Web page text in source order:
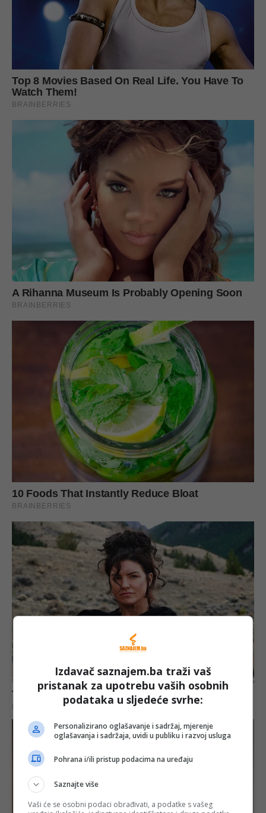
Izdavač saznajem.ba traži vaš
pristanak za upotrebu vaših osobnih
podataka u sljedeće svrhe:
Personalizirano oglašavanje i sadržaj, mjerenje
oglašavanja i sadržaja, uvidi u publiku i razvoj usluga
Pohrana i/ili pristup podacima na uređaju
Saznajte više
Vaši će se osobni podaci obrađivati, a podatke s vašeg